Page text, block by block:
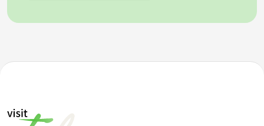
Con il passare degli anni, la Galleria Borbonica acquisì
divenne così un vero e proprio rifugio di guerra, con
stanze, gallerie e passaggi che offrivano protezione e